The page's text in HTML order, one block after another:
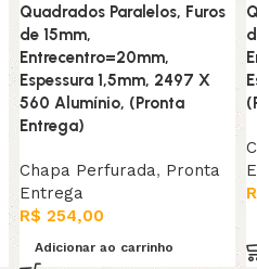
Quadrados Paralelos, Furos
de 15mm,
Entrecentro=20mm,
Espessura 1,5mm, 2497 X
560 Alumínio, (Pronta
Entrega)
Chapa Perfurada, Pronta
Entrega
R$ 254,00
Adicionar ao carrinho